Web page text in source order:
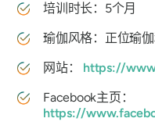
培训时长：5个月
瑜伽风格：正位瑜
网站： https://
Facebook主页：
https://